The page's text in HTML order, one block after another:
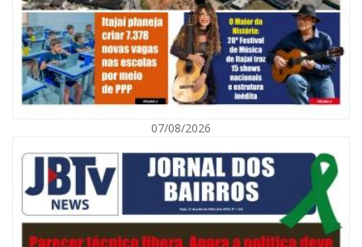
Navegantes celebra 64 anos com shows nacionais de Ferrugem, Banda
Morada e Chiquito & Bordoneio
ITAJAÍ
07/08/2026